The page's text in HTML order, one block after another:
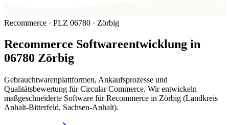
Recommerce · PLZ 06780 · Zörbig
Recommerce Softwareentwicklung in
06780 Zörbig
Gebrauchtwarenplattformen, Ankaufsprozesse und
Qualitätsbewertung für Circular Commerce. Wir entwickeln
maßgeschneiderte Software für Recommerce in Zörbig (Landkreis
Anhalt-Bitterfeld, Sachsen-Anhalt).